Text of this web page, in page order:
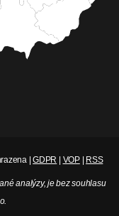
|GDPR VOP| RSS
analýzy, je bez souhlasu